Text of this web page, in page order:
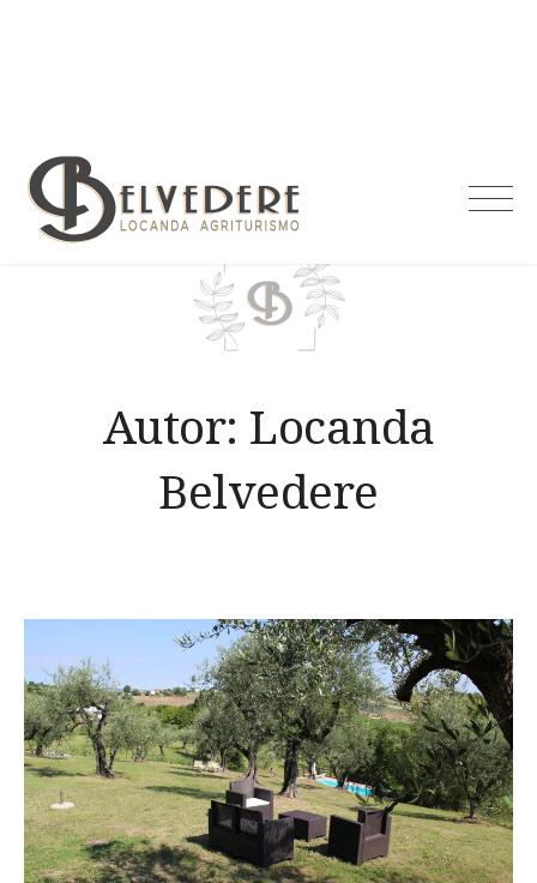
Autor: Locanda
Belvedere